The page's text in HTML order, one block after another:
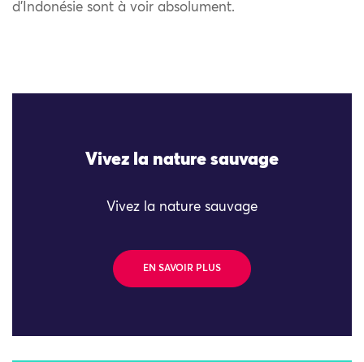
d’Indonésie sont à voir absolument.
Vivez la nature sauvage
Vivez la nature sauvage
EN SAVOIR PLUS